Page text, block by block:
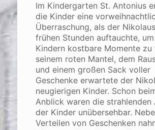
Im Kindergarten St. Antonius
die Kinder eine
Überraschung, als der
frühen Stunden auftauchte,
Kindern kostbare Momente zu
seinem roten Mantel, dem
und einem großen Sack voller
Geschenke erwartete der
neugierigen Kinder. Schon
Anblick waren die strahlenden
der Kinder unübersehbar.
Verteilen von Geschenken